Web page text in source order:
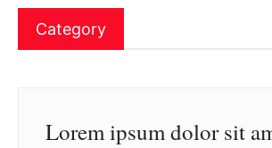
Category
Lorem ipsum dolor sit